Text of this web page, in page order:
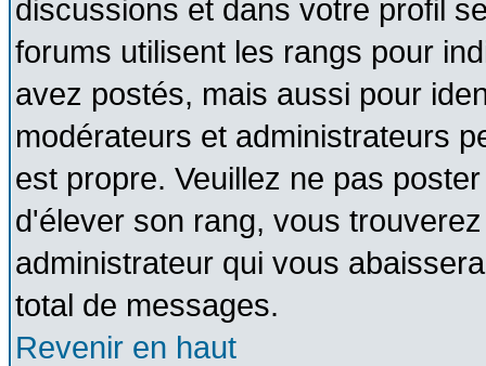
discussions et dans votre profil
forums utilisent les rangs pour
avez postés, mais aussi pour
modérateurs et administrateurs
est propre. Veuillez ne pas
d'élever son rang, vous
administrateur qui vous
total de messages.
Revenir en haut